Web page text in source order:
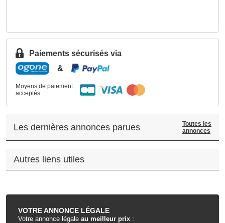
VOTREANNONCE LÉGALE
Votre annonce légale au meilleur prix :
Paiements sécurisés via
&
Moyens de paiement
acceptés
Les dernières annonces parues
Toutes les
annonces
Autres liens utiles
.